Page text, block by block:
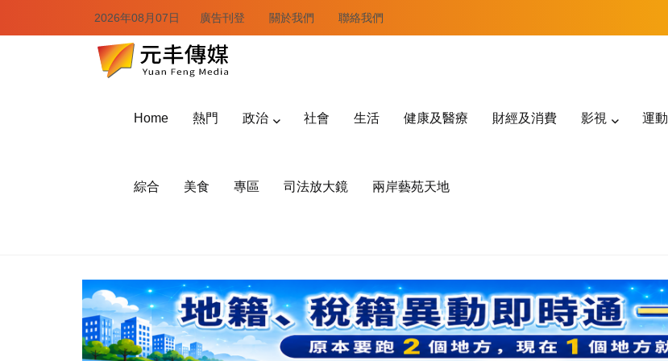
2026年08月07日 廣告刊登 關於我們 聯絡我們
Home 熱門 政治 社會 生活 健康及醫療 財經及消費 影視 運動
綜合 美食 專區 司法放大鏡 兩岸藝苑天地